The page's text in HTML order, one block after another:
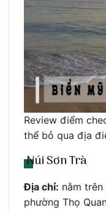
Review điểm
thể bỏ qua địa
Núi Sơn Trà
Địa chỉ: nằm trên
phường Thọ